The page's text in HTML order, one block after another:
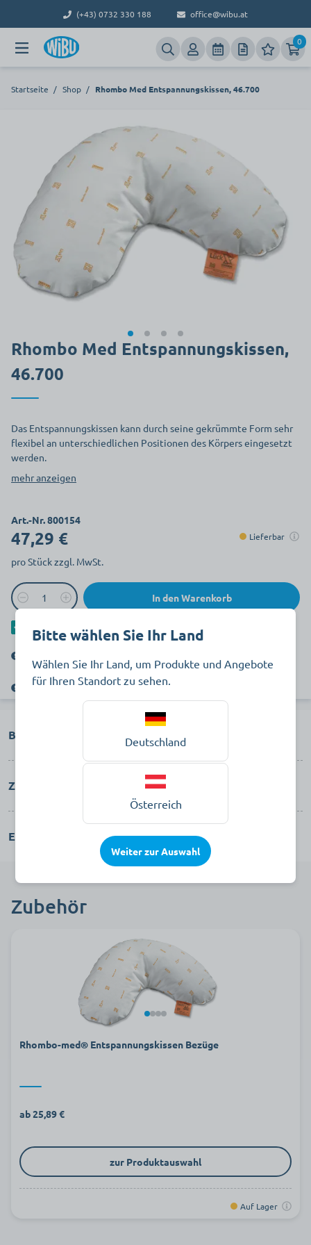
(+43) 0732 330 188 office@wibu.at
0
Startseite / Shop / Rhombo Med Entspannungskissen, 46.700
Rhombo Med Entspannungskissen,
46.700
Das Entspannungskissen kann durch seine gekrümmte Form sehr
flexibel an unterschiedlichen Positionen des Körpers eingesetzt
werden.
mehr anzeigen
Art.-Nr. 800154
47,29 € Lieferbar
pro Stück zzgl. MwSt.
In den Warenkorb
Als separaten Artikel hinzufügen
Verkauf nur an gewerbliche Kunden. Kein Verkauf an Privatkunden.
Beschreibung
Zubehör
Eigenschaften
Zubehör
Rhombo-med® Entspannungskissen Bezüge
ab 25,89 €
zur Produktauswahl
Auf Lager
Bitte wählen Sie Ihr Land
Wählen Sie Ihr Land, um Produkte und Angebote
für Ihren Standort zu sehen.
Deutschland
Österreich
Weiter zur Auswahl